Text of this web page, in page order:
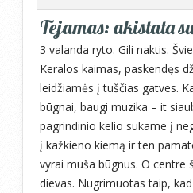
Tejamas: akistata
3 valanda ryto. Gili naktis.
Keralos kaimas, paskendęs
leidžiamės į tuščias gatves.
būgnai, baugi muzika – it
pagrindinio kelio sukame į
į kažkieno kiemą ir ten
vyrai muša būgnus. O centre
dievas. Nugrimuotas taip,